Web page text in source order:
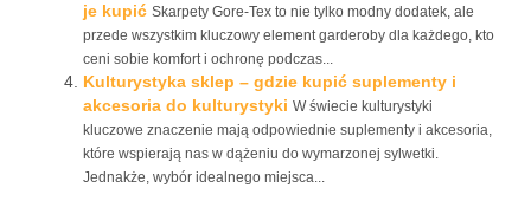
je kupić Skarpety Gore-Tex to nie tylko modny dodatek, ale
przede wszystkim kluczowy element garderoby dla każdego, kto
ceni sobie komfort i ochronę podczas...
Kulturystyka sklep – gdzie kupić suplementy i
akcesoria do kulturystyki W świecie kulturystyki
kluczowe znaczenie mają odpowiednie suplementy i akcesoria,
które wspierają nas w dążeniu do wymarzonej sylwetki.
Jednakże, wybór idealnego miejsca...